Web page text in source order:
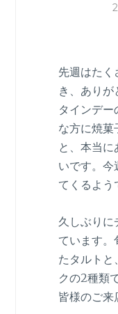
先週はたく
き、あり
タインデー
な方に焼菓
と、本当
いです。今
てくるよう
久しぶりに
ています。
たタルトと
クの2種類
皆様のご来